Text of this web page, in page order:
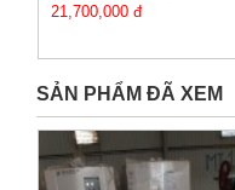
21,700,000 đ
SẢN PHẨM ĐÃ XEM